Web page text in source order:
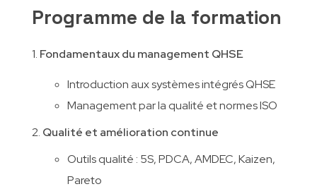
Programme de la formation
1. Fondamentaux du management QHSE
Introduction aux systèmes intégrés QHSE
Management par la qualité et normes ISO
Qualité et amélioration continue
Outils qualité : 5S, PDCA, AMDEC, Kaizen,
Pareto